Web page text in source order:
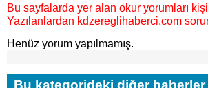
Bu sayfalarda yer alan okur yorumları
Yazılanlardan kdzereglihaberci.com
Henüz yorum yapılmamış.
Bu kategorideki diğer haberler